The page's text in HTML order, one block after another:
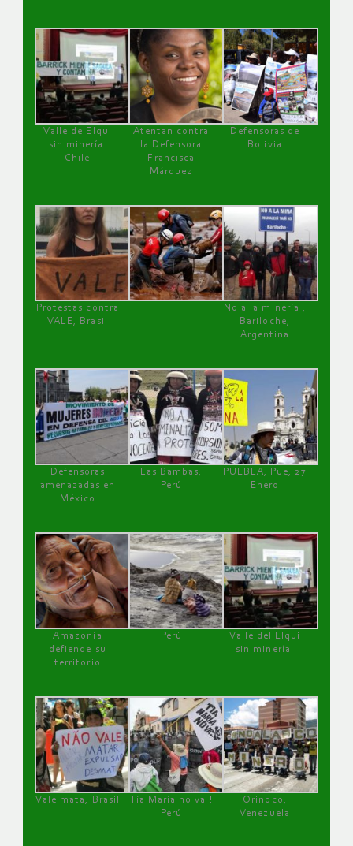
Valle de Elqui
sin minería.
Chile
Atentan contra
la Defensora
Francisca
Márquez
Defensoras de
Bolivia
Protestas contra
VALE, Brasil
No a la minería ,
Bariloche,
Argentina
Defensoras
amenazadas en
México
Las Bambas,
Perú
PUEBLA, Pue, 27
Enero
Amazonía
defiende su
territorio
Perú
Valle del Elqui
sin minería.
Vale mata, Brasil
Tía María no va !
Perú
Orinoco,
Venezuela